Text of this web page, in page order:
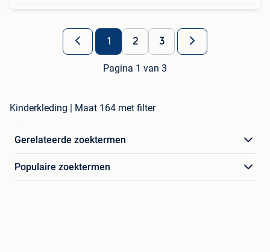
1 2 3
Pagina 1 van 3
Kinderkleding | Maat 164 met filter
Gerelateerde zoektermen
Populaire zoektermen